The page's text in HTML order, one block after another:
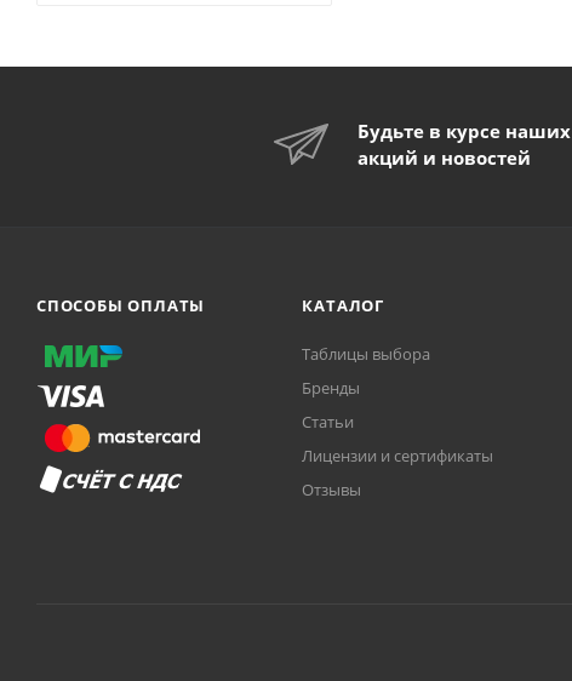
Будьте в курсе наших
акций и новостей
СПОСОБЫ ОПЛАТЫ КАТАЛОГ
Таблицы выбора
Бренды
Статьи
Лицензии и сертификаты
Отзывы